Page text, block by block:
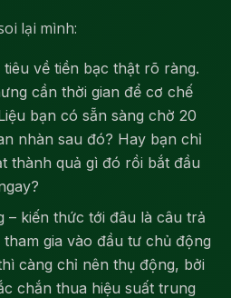
lại mình:
về tiền bạc thật rõ ràng.
cần thời gian để cơ chế
bạn có sẵn sàng chờ 20
nhàn sau đó? Hay bạn chỉ
thành quả gì đó rồi bắt đầu
– kiến thức tới đâu là câu trả
gia vào đầu tư chủ động
càng chỉ nên thụ động, bởi
chắn thua hiệu suất trung